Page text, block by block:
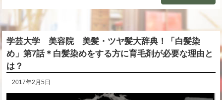
学芸大学 美容院 美髪・ツヤ髪大辞典！「白髪染
め」第7話＊白髪染めをする方に育毛剤が必要な理由と
は？
2017年2月5日